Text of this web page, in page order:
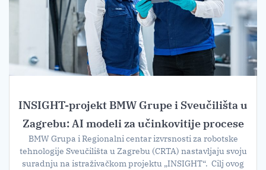
INSIGHT-projekt BMW Grupe i Sveučilišta u
Zagrebu: AI modeli za učinkovitije procese
BMW Grupa i Regionalni centar izvrsnosti za robotske
tehnologije Sveučilišta u Zagrebu (CRTA) nastavljaju svoju
suradnju na istraživačkom projektu „INSIGHT“. Cilj ovog